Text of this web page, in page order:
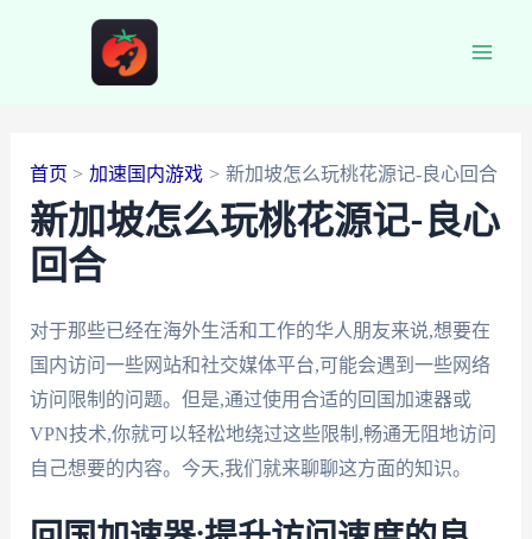
首页 加速国内游戏 新加坡怎么玩桃花源记-良心回合
新加坡怎么玩桃花源记-良心
回合
对于那些已经在海外生活和工作的华人朋友来说,想要在
国内访问一些网站和社交媒体平台,可能会遇到一些网络
访问限制的问题。但是,通过使用合适的回国加速器或
VPN技术,你就可以轻松地绕过这些限制,畅通无阻地访问
自己想要的内容。今天,我们就来聊聊这方面的知识。